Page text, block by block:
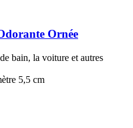
Ornée
bain, la voiture et autres
5,5 cm